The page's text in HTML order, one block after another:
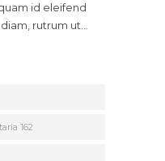
id eleifend
rutrum ut…
162